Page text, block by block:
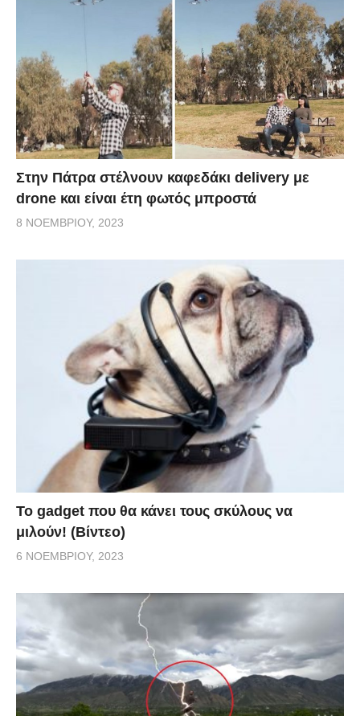
Στην Πάτρα στέλνουν καφεδάκι delivery με
drone και είναι έτη φωτός μπροστά
8 ΝΟΕΜΒΡΊΟΥ, 2023
Το gadget που θα κάνει τους σκύλους να
μιλούν! (Βίντεο)
6 ΝΟΕΜΒΡΊΟΥ, 2023